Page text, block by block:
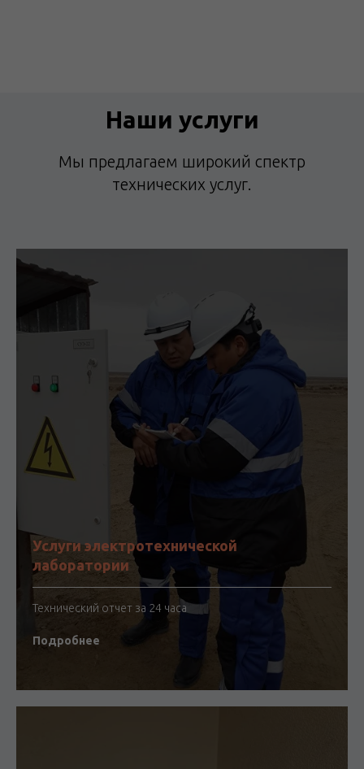
Наши услуги
Мы предлагаем широкий спектр
технических услуг.
Услуги электротехнической
лаборатории
Технический отчет за 24 часа
Подробнее